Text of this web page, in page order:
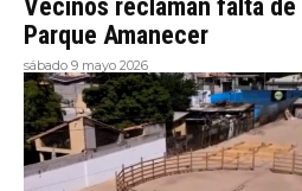
Vecinos reclaman falta de
Parque Amanecer
sábado 9 mayo 2026